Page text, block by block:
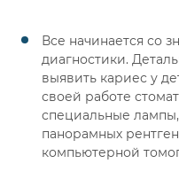
Все начинается со
диагностики.
выявить кариес у
своей работе
специальные
панорамных
компьютерной